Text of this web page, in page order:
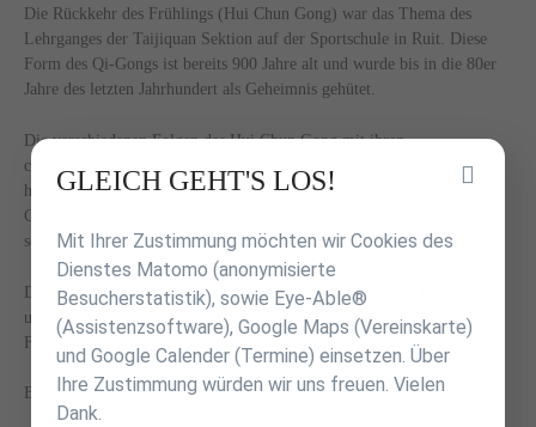
Die Rückkehr des Frühlings (Hui Chun Gong) war das Thema des
Lehrganges der Taijiquan Sektion auf der Sportschule in Ruit. Diese
Form des Qi-Gongs ist bereits 900 Jahre alt und wurde bis in die 80er
Jahre des letzten Jahrhundert als Geheimnis gehütet.
Die verschiedenen Folgen des Hui Chun Gong mit ihren
charakteristischen Handbewegungen, Schritten und Körperhaltungen
haben besonders starke Wirkung auf den Organismus. Daher kann Hui
Chun Gong in gewisser Hinsicht nicht nur die Gesundheit erhalten,
sondern auch die natürlichen Alterungsprozesse spürbar verlangsamen.
Die Teilnehmer, die auch unter anderem aus Saarbrücken, Düsseldorf
und Leipzig anreisten, waren begeistert von den Ausführungen von
Foen Tjoeng Lie.
Bericht: Günther Öttwös
Inhalt
GLEICH GEHT'S LOS!
Mit Ihrer Zustimmung möchten wir Cookies des
Dienstes Matomo (anonymisierte
Besucherstatistik), sowie Eye-Able®
(Assistenzsoftware), Google Maps (Vereinskarte)
und Google Calender (Termine) einsetzen. Über
Ihre Zustimmung würden wir uns freuen. Vielen
Dank.